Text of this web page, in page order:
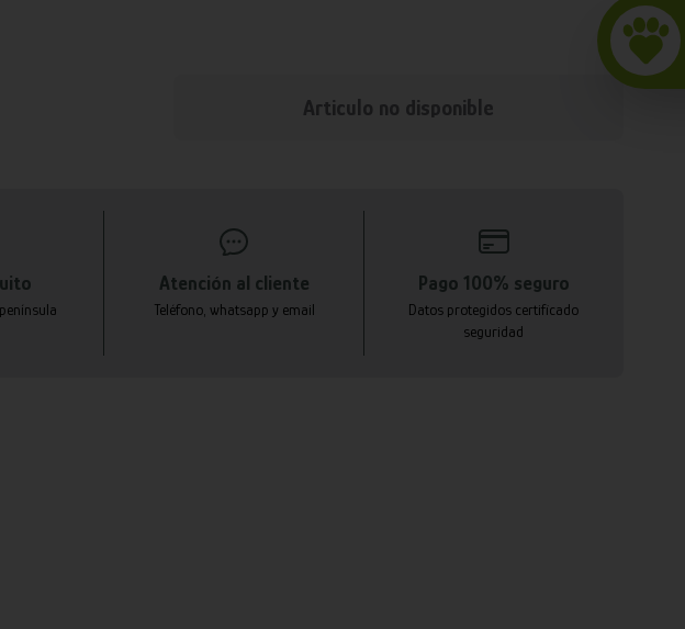
Articulo no disponible
Atención al cliente
Teléfono, whatsapp y email
Pago 100% seguro
Datos protegidos certificado
seguridad